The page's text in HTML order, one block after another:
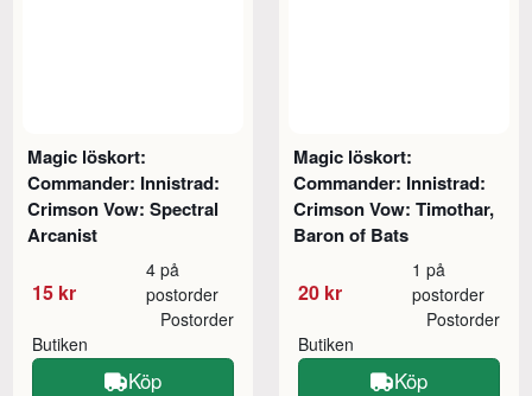
Magic löskort:
Commander: Innistrad:
Crimson Vow: Spectral
Arcanist
15 kr
4 på
postorder
Butiken
Postorder
Köp
Magic löskort:
Commander: Innistrad:
Crimson Vow: Timothar,
Baron of Bats
20 kr
1 på
postorder
Butiken
Postorder
Köp